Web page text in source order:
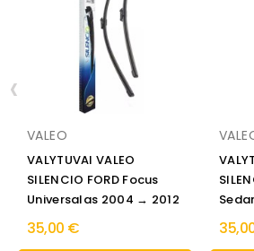
VALEO
VALYTUVAI VALEO
SILENCIO FORD Focus
Universalas 2004 → 2012
35,00 €
‹